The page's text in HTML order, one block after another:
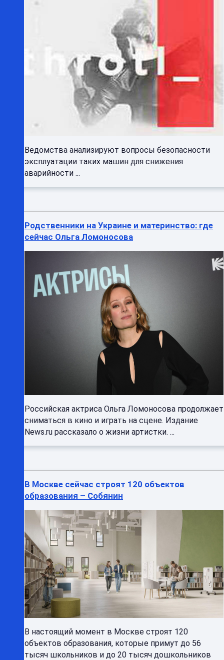
Ведомства анализируют вопросы безопасности
эксплуатации таких машин для снижения
аварийности ...
Родственники на Украине и материнство: где
сейчас Ольга Ломоносова
Российская актриса Ольга Ломоносова продолжает
сниматься в кино и играть на сцене. Издание
News.ru рассказало о жизни артистки. ...
В Москве сейчас строят 120 объектов
образования – Собянин
В настоящий момент в Москве строят 120
объектов образования, которые примут до 56
тысяч школьников и до 20 тысяч дошкольников